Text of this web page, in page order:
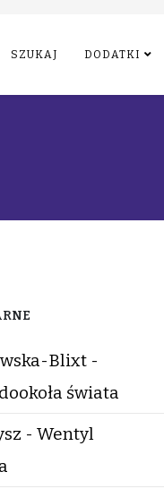
SZUKAJ DODATKI
Blixt -
świata
- Wentyl